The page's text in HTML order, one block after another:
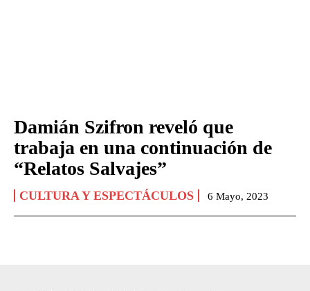
Damián Szifron reveló que
trabaja en una continuación de
“Relatos Salvajes”
CULTURA Y ESPECTÁCULOS 6 Mayo, 2023